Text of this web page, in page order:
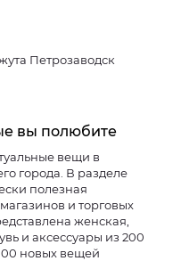
Петрозаводск
вы полюбите
вещи в
города. В разделе
полезная
и торговых
женская,
и аксессуары из 200
новых вещей